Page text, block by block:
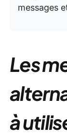
messages
Les
à